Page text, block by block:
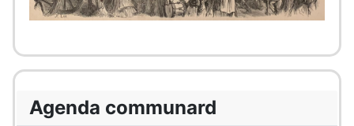
Agenda communard